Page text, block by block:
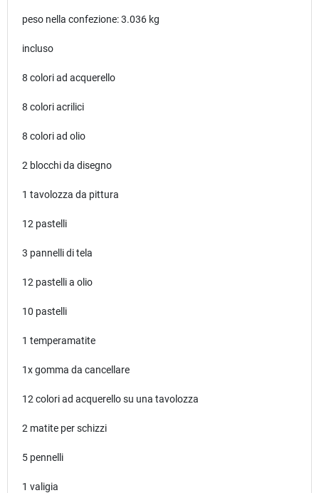
peso nella confezione: 3.036 kg
incluso
8 colori ad acquerello
8 colori acrilici
8 colori ad olio
2 blocchi da disegno
1 tavolozza da pittura
12 pastelli
3 pannelli di tela
12 pastelli a olio
10 pastelli
1 temperamatite
1x gomma da cancellare
12 colori ad acquerello su una tavolozza
2 matite per schizzi
5 pennelli
1 valigia